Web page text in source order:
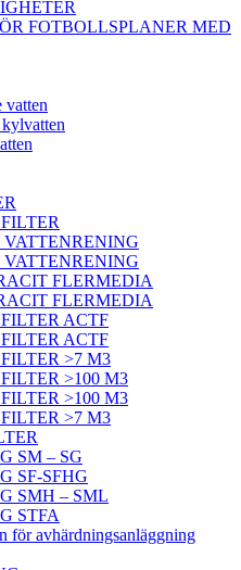
FOTBOLLSPLANER MED
vatten
FLERMEDIA
FLERMEDIA
ACTF
ACTF
>7 M3
>100 M3
>100 M3
>7 M3
SM – SG
SF-SFHG
SMH – SML
STFA
för avhärdningsanläggning